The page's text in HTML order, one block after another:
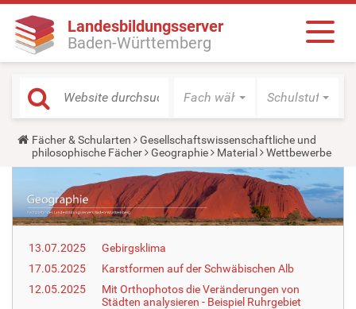
Landesbildungsserver
Baden-Württemberg
Fach wählen Schulstufe
Y
o
u
e
h
e
e
:
Fächer & Schularten
Gesellschaftswissenschaftliche und
philosophische Fächer
Geographie Material Wettbewerbe
13.07.2025
Gebirgsklima
17.05.2025
Karstformen auf der Schwäbischen Alb
12.05.2025
Mit Orthophotos die Veränderungen von
Städten analysieren - Beispiel Ruhrgebiet